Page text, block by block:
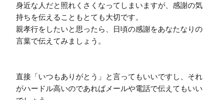
身近な人だと照れくさくなってしまいますが、感謝の気
持ちを伝えることもとても大切です。
親孝行をしたいと思ったら、日頃の感謝をあなたなりの
言葉で伝えてみましょう。
直接「いつもありがとう」と言ってもいいですし、それ
がハードル高いのであればメールや電話で伝えてもいい